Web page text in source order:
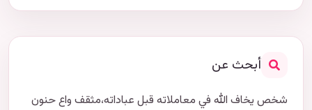
أبحث عن
شخص يخاف الله في معاملاته قبل عباداته،مثقف واع حنون